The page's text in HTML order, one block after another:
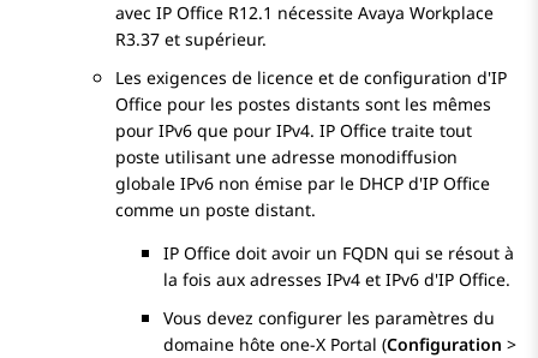
avec IP Office R12.1 nécessite Avaya Workplace
R3.37 et supérieur.
Les exigences de licence et de configuration d'IP
Office pour les postes distants sont les mêmes
pour IPv6 que pour IPv4. IP Office traite tout
poste utilisant une adresse monodiffusion
globale IPv6 non émise par le DHCP d'IP Office
comme un poste distant.
IP Office doit avoir un FQDN qui se résout à
la fois aux adresses IPv4 et IPv6 d'IP Office.
Vous devez configurer les paramètres du
domaine hôte one-X Portal (Configuration >